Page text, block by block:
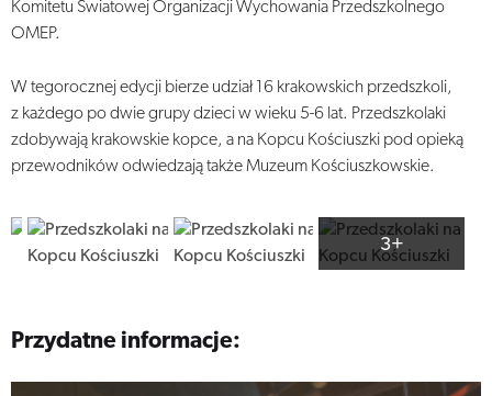
Komitetu Światowej Organizacji Wychowania Przedszkolnego
OMEP.
W tegorocznej edycji bierze udział 16 krakowskich przedszkoli,
z każdego po dwie grupy dzieci w wieku 5-6 lat. Przedszkolaki
zdobywają krakowskie kopce, a na Kopcu Kościuszki pod opieką
przewodników odwiedzają także Muzeum Kościuszkowskie.
3+
Przydatne informacje: